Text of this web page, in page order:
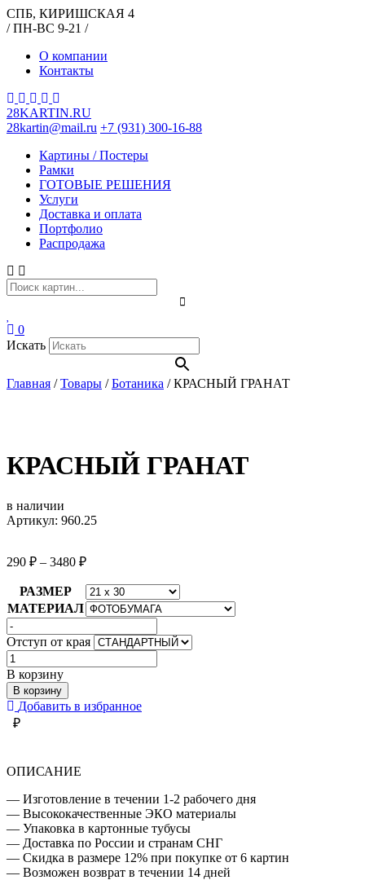
СПБ, КИРИШСКАЯ 4
/ ПН-ВС 9-21 /
О компании
Контакты
28KARTIN.RU
28kartin@mail.ru +7 (931) 300-16-88
Картины / Постеры
Рамки
ГОТОВЫЕ РЕШЕНИЯ
Услуги
Доставка и оплата
Портфолио
Распродажа
0
Искать
Главная /Товары /Ботаника /КРАСНЫЙ ГРАНАТ
КРАСНЫЙ ГРАНАТ
в наличии
Артикул: 960.25
290 ₽ – 3480 ₽
РАЗМЕР
МАТЕРИАЛ
Отступ от края
Количество
товара
КРАСНЫЙ
ГРАНАТ
В корзину
В корзину
Добавить в избранное
₽
ОПИСАНИЕ
— Изготовление в течении 1-2 рабочего дня
— Высококачественные ЭКО материалы
— Упаковка в картонные тубусы
— Доставка по России и странам СНГ
— Скидка в размере 12% при покупке от 6 картин
— Возможен возврат в течении 14 дней